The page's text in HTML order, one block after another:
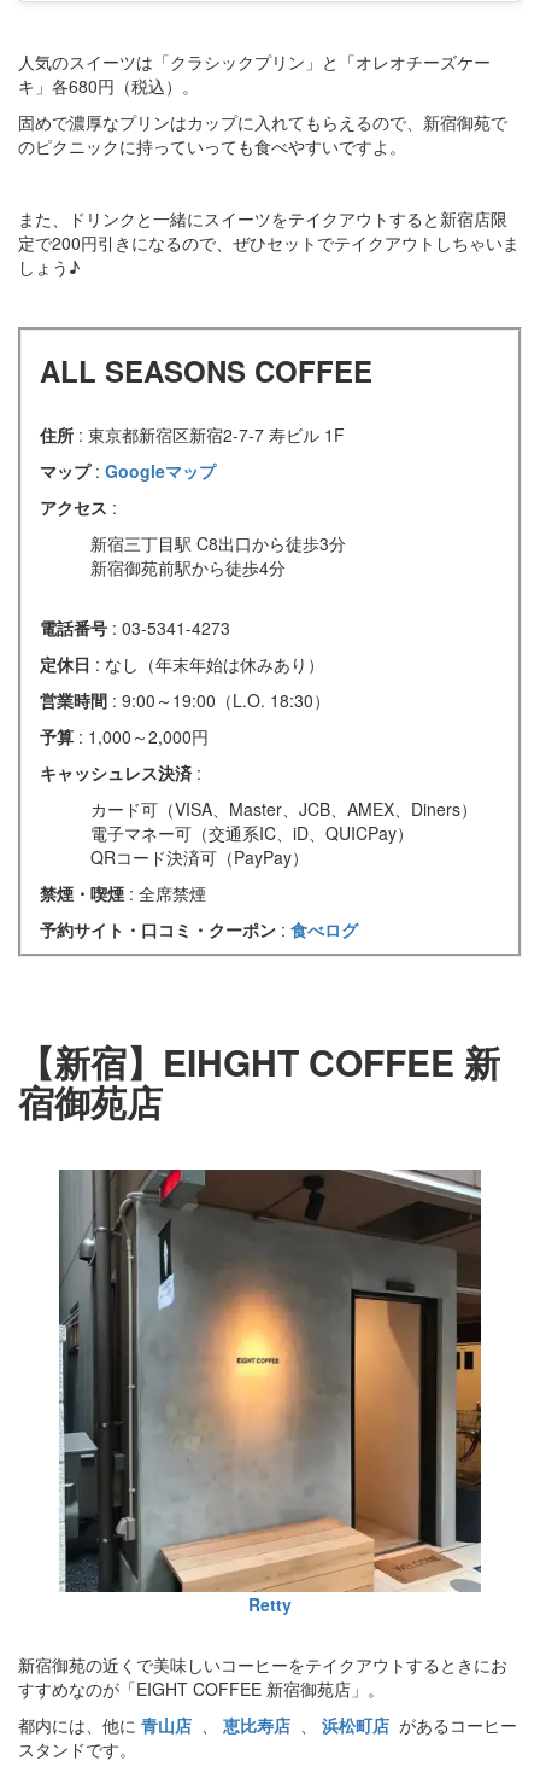
人気のスイーツは「クラシックプリン」と「オレオチーズケー
キ」各680円（税込）。
固めで濃厚なプリンはカップに入れてもらえるので、新宿御苑で
のピクニックに持っていっても食べやすいですよ。
また、ドリンクと一緒にスイーツをテイクアウトすると新宿店限
定で200円引きになるので、ぜひセットでテイクアウトしちゃいま
しょう♪
ALL SEASONS COFFEE
住所 : 東京都新宿区新宿2-7-7 寿ビル 1F
マップ : Googleマップ
アクセス :
新宿三丁目駅 C8出口から徒歩3分
新宿御苑前駅から徒歩4分
電話番号 : 03-5341-4273
定休日 : なし（年末年始は休みあり）
営業時間 : 9:00～19:00（L.O. 18:30）
予算 : 1,000～2,000円
キャッシュレス決済 :
カード可（VISA、Master、JCB、AMEX、Diners）
電子マネー可（交通系IC、iD、QUICPay）
QRコード決済可（PayPay）
禁煙・喫煙 : 全席禁煙
予約サイト・口コミ・クーポン : 食べログ
【新宿】EIHGHT COFFEE 新
宿御苑店
Retty
新宿御苑の近くで美味しいコーヒーをテイクアウトするときにお
すすめなのが「EIGHT COFFEE 新宿御苑店」。
都内には、他に 青山店 恵比寿店 浜松町店 があるコーヒー
スタンドです。